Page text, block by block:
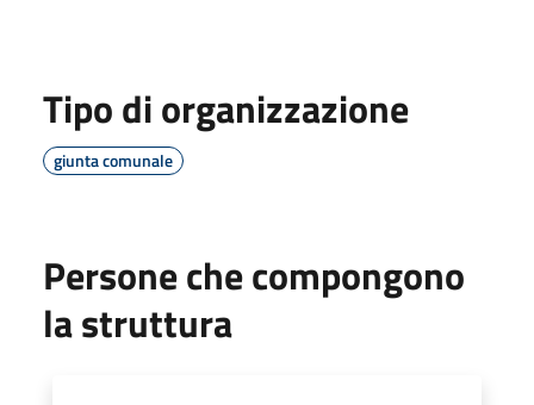
Tipo di organizzazione
giunta comunale
Persone che compongono
la struttura